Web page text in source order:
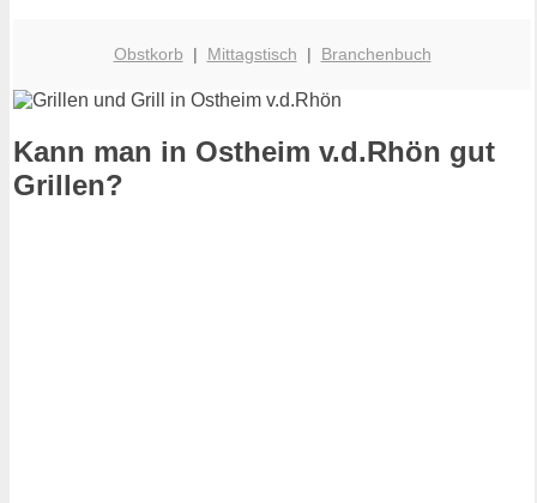
Obstkorb | Mittagstisch | Branchenbuch
Kann man in Ostheim v.d.Rhön gut
Grillen?